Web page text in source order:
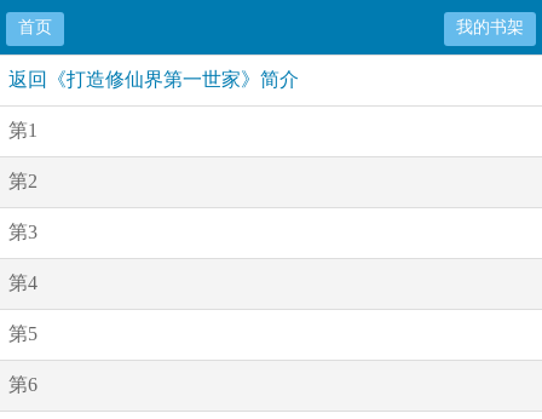
首页 我的书架
返回《打造修仙界第一世家》简介
第1
第2
第3
第4
第5
第6